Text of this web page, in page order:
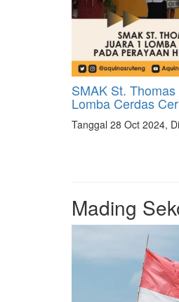
SMAK St.
Lomba Cerdas
Tanggal 28 Oct 2024,
Mading